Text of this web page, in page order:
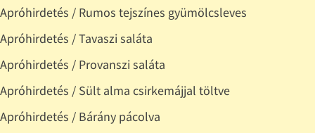
Apróhirdetés / Rumos tejszínes gyümölcsleves
Apróhirdetés / Tavaszi saláta
Apróhirdetés / Provanszi saláta
Apróhirdetés / Sült alma csirkemájjal töltve
Apróhirdetés / Bárány pácolva